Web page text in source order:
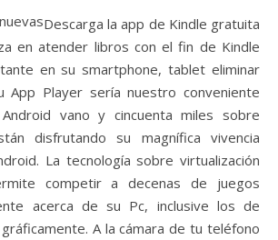
Descarga la app de Kindle gratuita
en atender libros con el fin de Kindle
en su smartphone, tablet eliminar
App Player serí­a nuestro conveniente
vano y cincuenta miles sobre
disfrutando su magnífica vivencia
La tecnología sobre virtualización
competir a decenas de juegos
acerca de su Pc, inclusive los de
A la cámara de tu teléfono